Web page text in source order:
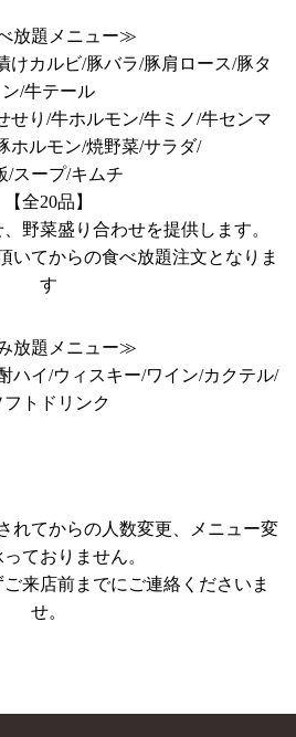
放題メニュー≫
けカルビ/豚バラ/豚肩ロース/豚タ
ン/牛テール
せり/牛ホルモン/牛ミノ/牛センマ
ホルモン/焼野菜/サラダ/
/スープ/キムチ
【全20品】
野菜盛り合わせを提供します。
いてからの食べ放題注文となりま
す
放題メニュー≫
ハイ/ウィスキー/ワイン/カクテル/
フトドリンク
れてからの人数変更、メニュー変
ておりません。
来店前までにご連絡くださいま
せ。